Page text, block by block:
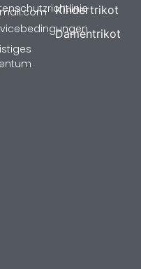
Kindertrikot
Damentrikot